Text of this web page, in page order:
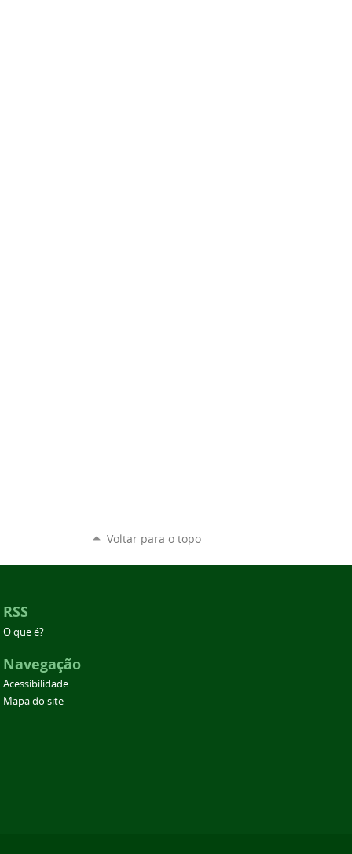
Voltar para o topo
RSS
O que é?
Navegação
Acessibilidade
Mapa do site